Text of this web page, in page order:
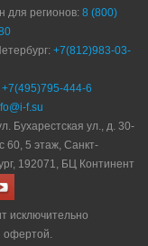
для регионов: 8 (800)
+7(812)983-03-
+7(495)795-444-6
f.su
Бухарестская ул., д. 30-
60, 5 этаж, Санкт-
192071, БЦ Континент
исключительно
офертой.